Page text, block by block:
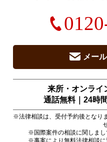
メー
来所・オンライ
通話無料｜24時
※法律相談は、受付予約後となり
※国際案件の相談に関しまし
※事案により無料法律相談に